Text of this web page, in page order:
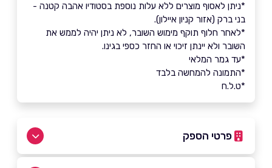
*ניתן לאסוף מוצרים ללא עלות נוספת בסטודיו אהבה קטנה -
בני ברק (אזור קניון איילון).
*לאחר חלוף תוקף מימוש השובר, לא ניתן יהיה לממש את
השובר ולא יינתן זיכוי או החזר כספי בגינו.
*עד גמר המלאי
*התמונה להמחשה בלבד
*ט.ל.ח
פרטי הספק